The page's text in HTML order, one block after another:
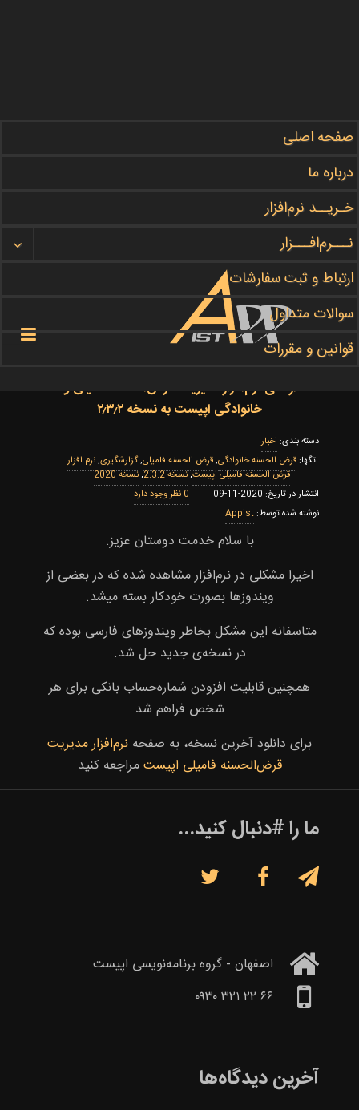
صفحه اصلی
درباره ما
خـریــد نرم‌افزار
نـــرم‌افـــزار

ارتباط و ثبت سفارشات
سوالات متداول
قوانین و مقررات
مطالب آموزشی ما را در این بخش
هر چه زودتر سفارش خود را ثبت کنید
ارتقای نرم‌افزار مدیریت قرض‌الحسنه فامیلی و
خانوادگی اپیست به نسخه ۲٫۳٫۲
اخبار
قرض الحسنه خانوادگی,قرض الحسنه فامیلی,گزارشگیری,نرم افزار
قرض الحسنه فامیلی اپیست,نسخه 2.3.2 ,نسخه 2020
2020-11-09
0
Appist
با سلام خدمت دوستان عزیز.
اخیرا مشکلی در نرم‌افزار مشاهده شده که در بعضی از
ویندوزها بصورت خودکار بسته میشد.
متاسفانه این مشکل بخاطر ویندوزهای فارسی بوده که
در نسخه‌ی جدید حل شد.
همچنین قابلیت افزودن شماره‌حساب بانکی برای هر
شخص فراهم شد
برای دانلود آخرین نسخه، به صفحه نرم‌افزار مدیریت
قرض‌الحسنه فامیلی اپیستمراجعه کنید
ما را #دنبال کنید...



اصفهان - گروه برنامه‌نویسی اپیست
۶۶ ۲۲ ۳۲۱ ۰۹۳۰
آخرین دیدگاه‌ها